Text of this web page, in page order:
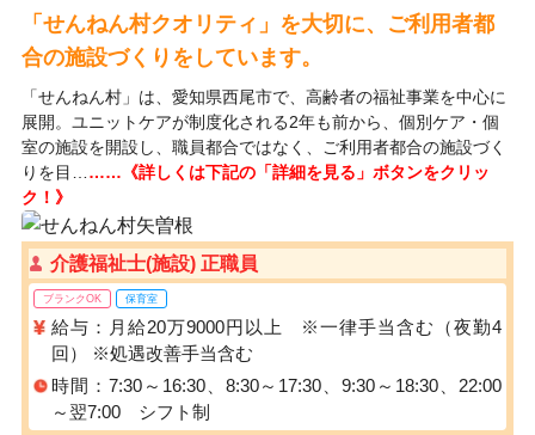
「せんねん村クオリティ」を大切に、ご利用者都
合の施設づくりをしています。
「せんねん村」は、愛知県西尾市で、高齢者の福祉事業を中心に
展開。ユニットケアが制度化される2年も前から、個別ケア・個
室の施設を開設し、職員都合ではなく、ご利用者都合の施設づく
りを目… ……《詳しくは下記の「詳細を見る」ボタンをクリッ
ク！》
介護福祉士(施設) 正職員
ブランクOK 保育室
給与：月給20万9000円以上 ※一律手当含む（夜勤4
回） ※処遇改善手当含む
時間：7:30～16:30、8:30～17:30、9:30～18:30、22:00
～翌7:00 シフト制